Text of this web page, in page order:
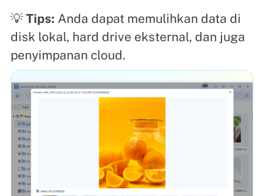
💡 Tips: Anda dapat memulihkan data di
disk lokal, hard drive eksternal, dan juga
penyimpanan cloud.